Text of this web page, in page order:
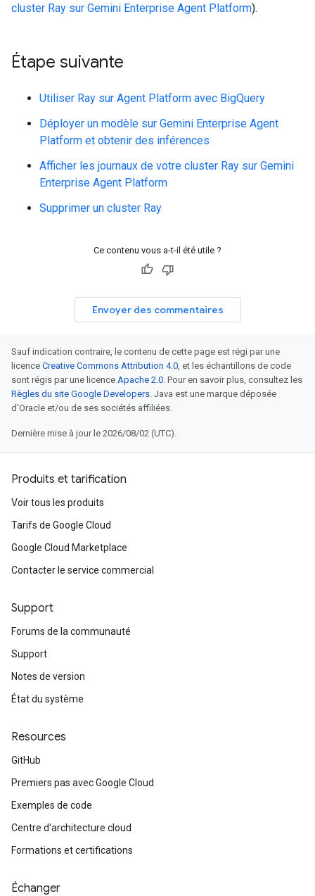
cluster Ray sur Gemini Enterprise Agent Platform).
Étape suivante
Utiliser Ray sur Agent Platform avec BigQuery
Déployer un modèle sur Gemini Enterprise Agent
Platform et obtenir des inférences
Afficher les journaux de votre cluster Ray sur Gemini
Enterprise Agent Platform
Supprimer un cluster Ray
Ce contenu vous a-t-il été utile ?
Envoyer des commentaires
Sauf indication contraire, le contenu de cette page est régi par une
licence Creative Commons Attribution 4.0, et les échantillons de code
sont régis par une licence Apache 2.0. Pour en savoir plus, consultez les
Règles du site Google Developers. Java est une marque déposée
d'Oracle et/ou de ses sociétés affiliées.
Dernière mise à jour le 2026/08/02 (UTC).
Produits et tarification
Voir tous les produits
Tarifs de Google Cloud
Google Cloud Marketplace
Contacter le service commercial
Support
Forums de la communauté
Support
Notes de version
État du système
Resources
GitHub
Premiers pas avec Google Cloud
Exemples de code
Centre d'architecture cloud
Formations et certifications
Échanger